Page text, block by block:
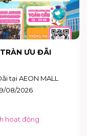
ƯU ĐÃI
tại AEON MALL
08/2026
hoạt động